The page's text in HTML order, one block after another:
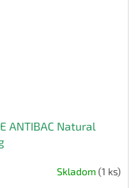
ANTIBAC Natural
Skladom(1 ks)